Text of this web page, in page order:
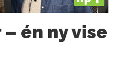
én ny vise